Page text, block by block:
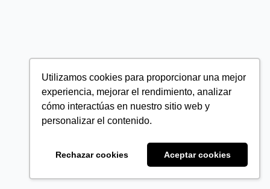
Utilizamos cookies para proporcionar una mejor
experiencia, mejorar el rendimiento, analizar
cómo interactúas en nuestro sitio web y
personalizar el contenido.
Rechazar cookies Aceptar cookies